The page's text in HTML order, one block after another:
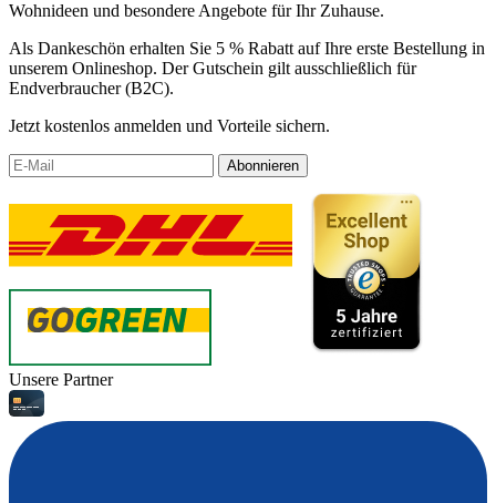
Wohnideen und besondere Angebote für Ihr Zuhause.
Als Dankeschön erhalten Sie 5 % Rabatt auf Ihre erste Bestellung in
unserem Onlineshop. Der Gutschein gilt ausschließlich für
Endverbraucher (B2C).
Jetzt kostenlos anmelden und Vorteile sichern.
Abonnieren
Unsere Partner